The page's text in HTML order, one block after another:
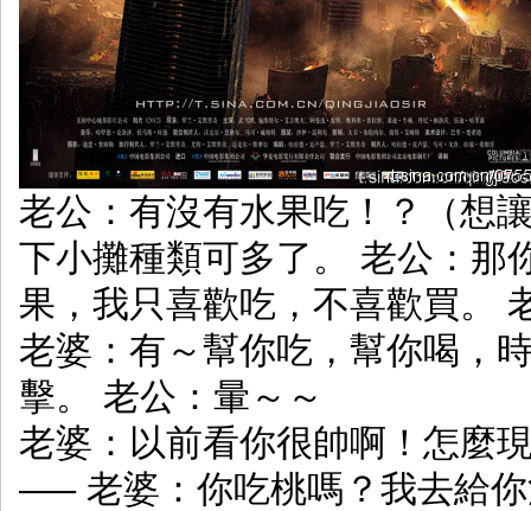
老公：有沒有水果吃！？（想
下小攤種類可多了。 老公：那
果，我只喜歡吃，不喜歡買。
老婆：有～幫你吃，幫你喝，
擊。 老公：暈～～
老婆：以前看你很帥啊！怎麼
—– 老婆：你吃桃嗎？我去給